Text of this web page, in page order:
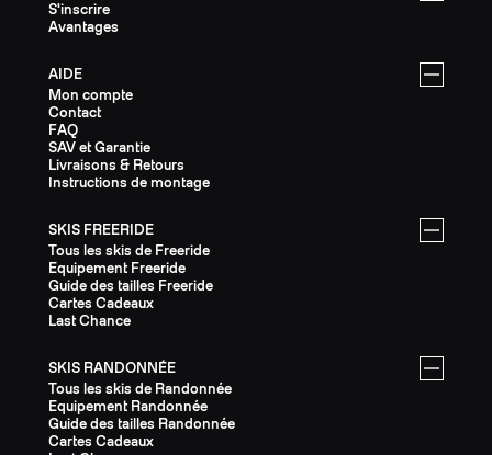
S'inscrire
Avantages
AIDE
Mon compte
Contact
FAQ
SAV et Garantie
Livraisons & Retours
Instructions de montage
SKIS FREERIDE
Tous les skis de Freeride
Equipement Freeride
Guide des tailles Freeride
Cartes Cadeaux
Last Chance
SKIS RANDONNÉE
Tous les skis de Randonnée
Equipement Randonnée
Guide des tailles Randonnée
Cartes Cadeaux